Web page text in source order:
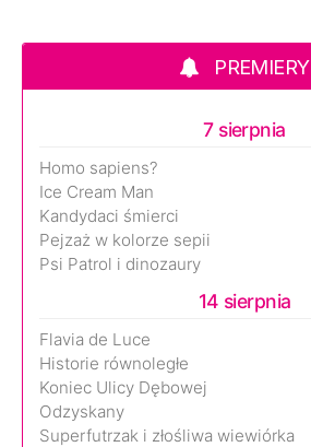
PREMIERY
7 sierpnia
Homo sapiens?
Ice Cream Man
Kandydaci śmierci
Pejzaż w kolorze sepii
Psi Patrol i dinozaury
14 sierpnia
Flavia de Luce
Historie równoległe
Koniec Ulicy Dębowej
Odzyskany
Superfutrzak i złośliwa wiewiórka